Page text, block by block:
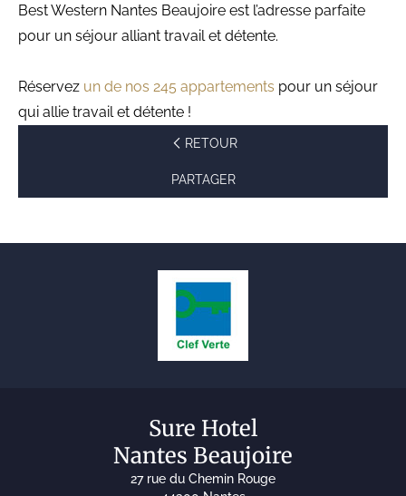
Best Western Nantes Beaujoire est l’adresse parfaite
pour un séjour alliant travail et détente.
Réservez un de nos 245 appartements pour un séjour
qui allie travail et détente !
RETOUR
PARTAGER
Sure Hotel
Nantes Beaujoire
27 rue du Chemin Rouge